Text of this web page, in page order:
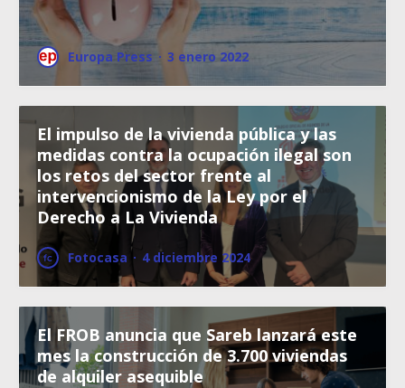
Europa Press · 3 enero 2022
El impulso de la vivienda pública y las
medidas contra la ocupación ilegal son
los retos del sector frente al
intervencionismo de la Ley por el
Derecho a La Vivienda
Fotocasa · 4 diciembre 2024
El FROB anuncia que Sareb lanzará este
mes la construcción de 3.700 viviendas
de alquiler asequible